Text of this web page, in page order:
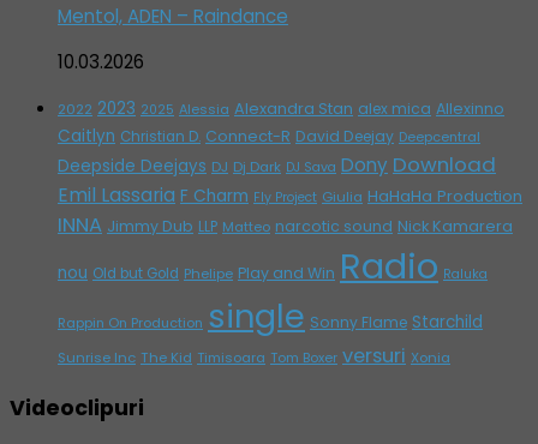
Mentol, ADEN – Raindance
10.03.2026
2022 2023 2025 Alessia Alexandra Stan alex mica Allexinno
Caitlyn Christian D. Connect-R David Deejay Deepcentral
Deepside Deejays DJ Dj Dark DJ Sava Dony Download
Emil Lassaria F Charm Fly Project Giulia HaHaHa Production
INNA Jimmy Dub LLP Matteo narcotic sound Nick Kamarera
nou Old but Gold Phelipe Play and Win Radio Raluka
Rappin On Production single Sonny Flame Starchild
Sunrise Inc The Kid Timisoara Tom Boxer versuri Xonia
Videoclipuri